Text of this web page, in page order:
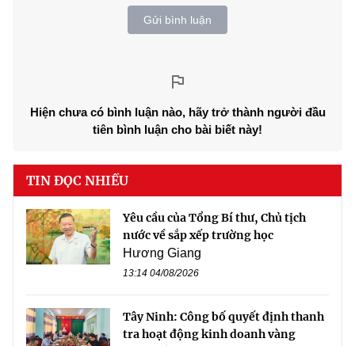
Gửi bình luận
Hiện chưa có bình luận nào, hãy trở thành người đầu
tiên bình luận cho bài biết này!
TIN ĐỌC NHIỀU
Yêu cầu của Tổng Bí thư, Chủ tịch
nước về sắp xếp trường học
Hương Giang
13:14 04/08/2026
Tây Ninh: Công bố quyết định thanh
tra hoạt động kinh doanh vàng